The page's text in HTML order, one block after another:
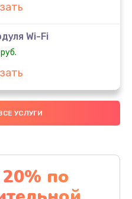
Wi-Fi
руб.
УСЛУГИ
по